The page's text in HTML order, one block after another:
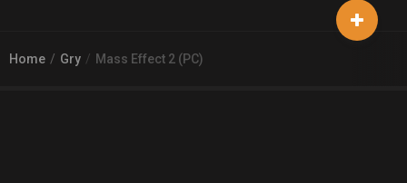
Home Gry Mass Effect 2 (PC)